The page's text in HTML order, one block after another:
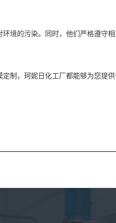
境的污染。同时，他们严格遵守
制，珂妮日化工厂都能够为您提供